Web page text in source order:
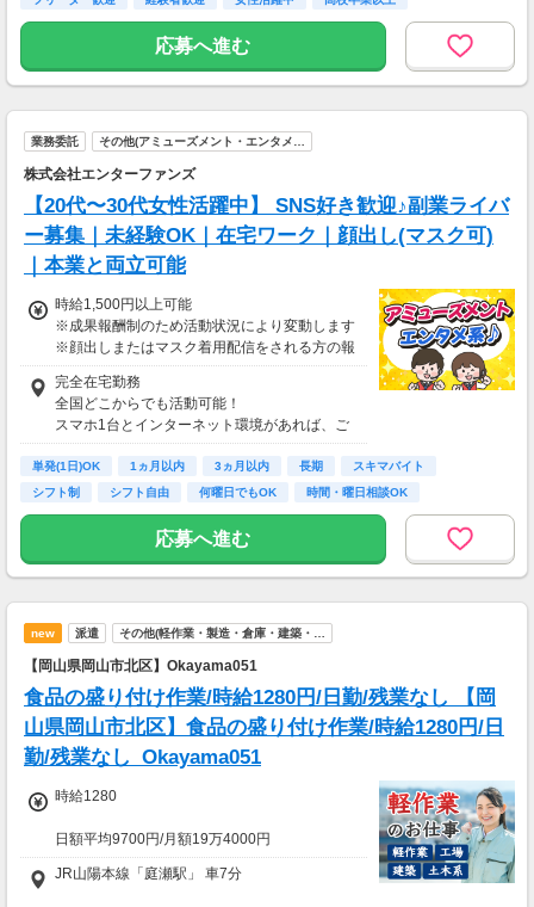
6割のスタッフが利用中！働いた給料の一部を
最短即時支払い。
利用料・振込手数料はすべて無料。
応募へ進む
業務委託 その他(アミューズメント・エンタメ…
株式会社エンターファンズ
【20代〜30代女性活躍中】 SNS好き歓迎♪副業ライバ
ー募集｜未経験OK｜在宅ワーク｜顔出し(マスク可)
｜本業と両立可能
時給1,500円以上可能
※成果報酬制のため活動状況により変動します
※顔出しまたはマスク着用配信をされる方の報
酬基準となります
【収入例】
■事務職Aさん（週3日・月50時間程度）
月収8万円～15万円
月収15万円～25万円
■主婦Cさん（月100時間程度）
月収20万円以上
現在活躍中のライバーの多くは会社員や主婦の
方。
本業や家庭と両立しながら副業として活動され
ています。
完全在宅勤務
全国どこからでも活動可能！
スマホ1台とインターネット環境があれば、ご
自宅からスタートできます。
通勤時間ゼロだから、本業やプライベートとの
両立もラクラク♪
単発(1日)OK 1ヵ月以内 3ヵ月以内 長期
スキマバイト
シフト制
シフト自由 何曜日でもOK 時間・曜日相談OK
応募へ進む
new 派遣 その他(軽作業・製造・倉庫・建築・…
【岡山県岡山市北区】Okayama051
食品の盛り付け作業/時給1280円/日勤/残業なし 【岡
山県岡山市北区】食品の盛り付け作業/時給1280円/日
勤/残業なし_Okayama051
時給1280
日額平均9700円/月額19万4000円
★応募資格★
JR山陽本線「庭瀬駅」 車7分